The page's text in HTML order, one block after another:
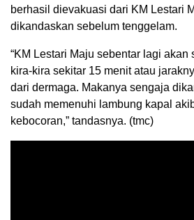
berhasil dievakuasi dari KM Lestari
dikandaskan sebelum tenggelam.
“KM Lestari Maju sebentar lagi akan
kira-kira sekitar 15 menit atau
dari dermaga. Makanya sengaja
sudah memenuhi lambung kapal
kebocoran,” tandasnya. (tmc)